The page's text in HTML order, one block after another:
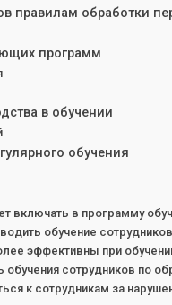
правилам обработки
программ
в обучении
обучения
включать в программу
обучение
эффективны при
обучения сотрудников по
к сотрудникам за